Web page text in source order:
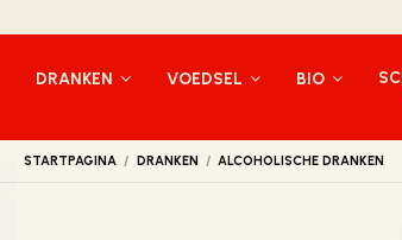
DRANKEN VOEDSEL BIO
STARTPAGINA DRANKEN ALCOHOLISCHE DRANKEN